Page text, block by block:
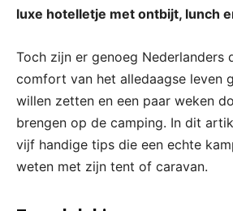
luxe hotelletje met ontbijt, lunch
Toch zijn er genoeg Nederlanders
comfort van het alledaagse leven
willen zetten en een paar weken
brengen op de camping. In dit
vijf handige tips die een echte
weten met zijn tent of caravan.